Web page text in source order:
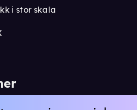
i stor skala